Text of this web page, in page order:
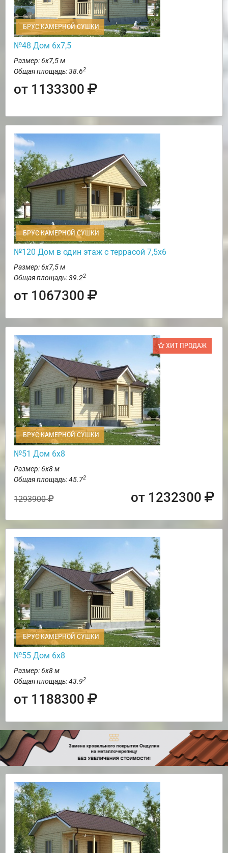
БРУС КАМЕРНОЙ СУШКИ
№48 Дом 6х7,5
Размер: 6х7,5 м
Общая площадь: 38.62
от 1133300
БРУС КАМЕРНОЙ СУШКИ
№120 Дом в один этаж с террасой 7,5х6
Размер: 6х7,5 м
Общая площадь: 39.22
от 1067300
ХИТ ПРОДАЖ
БРУС КАМЕРНОЙ СУШКИ
№51 Дом 6х8
Размер: 6х8 м
Общая площадь: 45.72
1293900 от 1232300
БРУС КАМЕРНОЙ СУШКИ
№55 Дом 6х8
Размер: 6х8 м
Общая площадь: 43.92
от 1188300